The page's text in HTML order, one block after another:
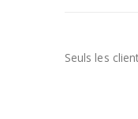
Seuls les